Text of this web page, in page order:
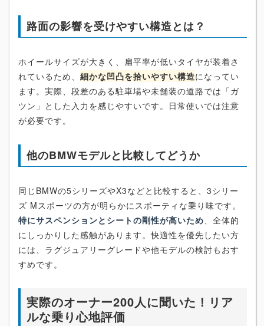
路面の影響を受けやすい構造とは？
ホイールサイズが大きく、扁平率が低いタイヤが装着さ
れているため、 細かな凹凸を拾いやすい構造になってい
ます。実際、段差のある駐車場や未舗装の道路では「ガ
ツン」とした入力を感じやすいです。日常使いでは注意
が必要です。
他のBMWモデルと比較してどうか
同じBMWの5シリーズやX3などと比較すると、3シリー
ズ Mスポーツの方が明らかにスポーティな乗り味です。
特にサスペンションとシートの剛性が高いため、全体的
にしっかりした感触があります。快適性を優先したい方
には、ラグジュアリーグレードや他モデルの検討もおす
すめです。
実際のオーナー200人に聞いた！リア
ルな乗り心地評価